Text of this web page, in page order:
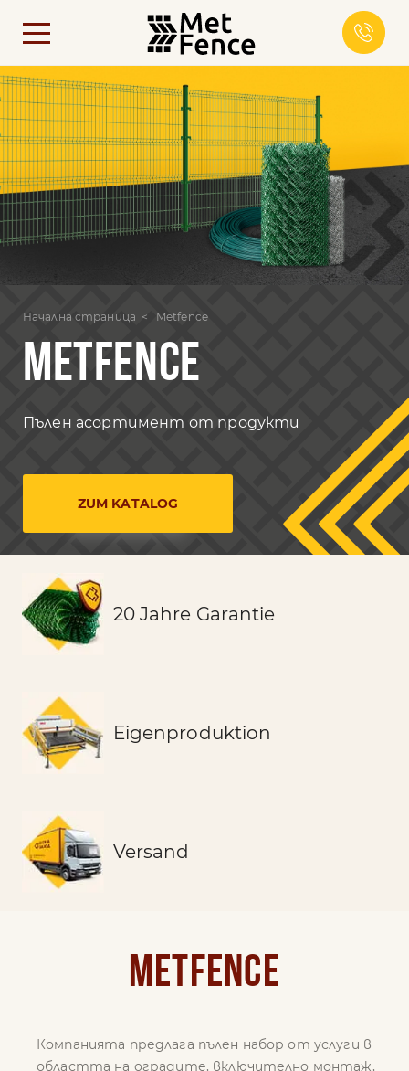
Начална страница Metfence
METFENCE
Пълен асортимент от продукти
ZUM KATALOG
20 Jahre Garantie
Eigenproduktion
Versand
Metfence
Компанията предлага пълен набор от услуги в
областта на оградите, включително монтаж,